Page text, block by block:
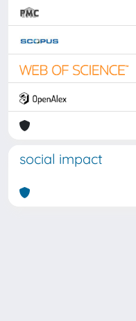
social impact